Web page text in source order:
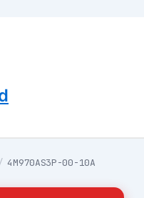
4M970AS3P-00-10A